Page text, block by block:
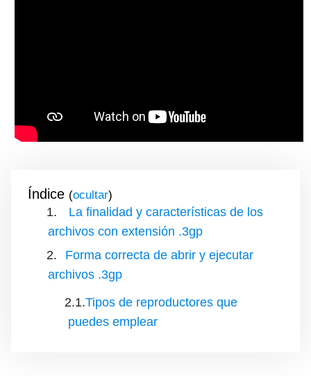
Índice ( )
La finalidad y características de los
archivos con extensión .3gp
Forma correcta de abrir y ejecutar
archivos .3gp
Tipos de reproductores que
puedes emplear